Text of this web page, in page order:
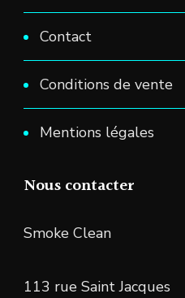
Contact
Conditions de vente
Mentions légales
Nous contacter
Smoke Clean
113 rue Saint Jacques